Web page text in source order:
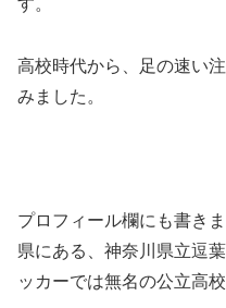
す。
高校時代から、足の速い
みました。
プロフィール欄にも書き
県にある、神奈川県立逗
ッカーでは無名の公立高校